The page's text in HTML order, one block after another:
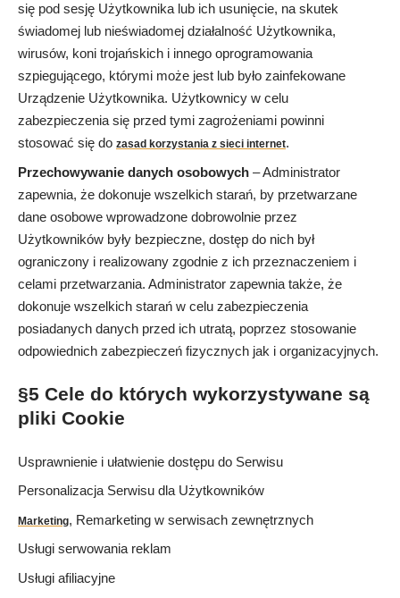
się pod sesję Użytkownika lub ich usunięcie, na skutek
świadomej lub nieświadomej działalność Użytkownika,
wirusów, koni trojańskich i innego oprogramowania
szpiegującego, którymi może jest lub było zainfekowane
Urządzenie Użytkownika. Użytkownicy w celu
zabezpieczenia się przed tymi zagrożeniami powinni
stosować się do zasad korzystania z sieci internet.
Przechowywanie danych osobowych – Administrator
zapewnia, że dokonuje wszelkich starań, by przetwarzane
dane osobowe wprowadzone dobrowolnie przez
Użytkowników były bezpieczne, dostęp do nich był
ograniczony i realizowany zgodnie z ich przeznaczeniem i
celami przetwarzania. Administrator zapewnia także, że
dokonuje wszelkich starań w celu zabezpieczenia
posiadanych danych przed ich utratą, poprzez stosowanie
odpowiednich zabezpieczeń fizycznych jak i organizacyjnych.
§5 Cele do których wykorzystywane są
pliki Cookie
Usprawnienie i ułatwienie dostępu do Serwisu
Personalizacja Serwisu dla Użytkowników
Marketing, Remarketing w serwisach zewnętrznych
Usługi serwowania reklam
Usługi afiliacyjne